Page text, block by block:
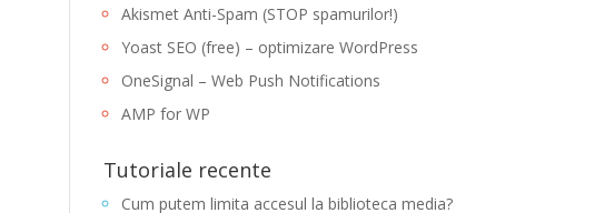
Akismet Anti-Spam (STOP spamurilor!)
Yoast SEO (free) – optimizare WordPress
OneSignal – Web Push Notifications
AMP for WP
Tutoriale recente
Cum putem limita accesul la biblioteca media?